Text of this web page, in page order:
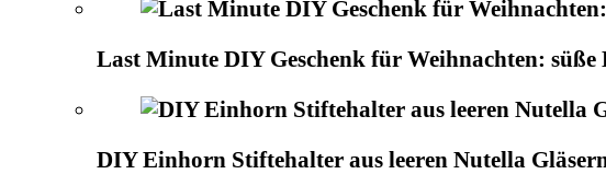
Last Minute DIY Geschenk für Weihnachten:
DIY Einhorn Stiftehalter aus leeren Nutella